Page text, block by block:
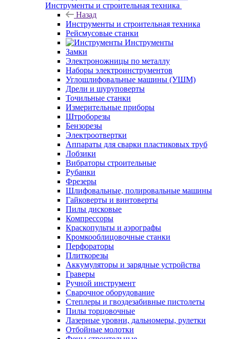
Инструменты и строительная техника
Назад
Инструменты и строительная техника
Рейсмусовые станки
Инструменты
Замки
Электроножницы по металлу
Наборы электроинструментов
Углошлифовальные машины (УШМ)
Дрели и шуруповерты
Точильные станки
Измерительные приборы
Штроборезы
Бензорезы
Электроотвертки
Аппараты для сварки пластиковых труб
Лобзики
Вибраторы строительные
Рубанки
Фрезеры
Шлифовальные, полировальные машины
Гайковерты и винтоверты
Пилы дисковые
Компрессоры
Краскопульты и аэрографы
Кромкооблицовочные станки
Перфораторы
Плиткорезы
Аккумуляторы и зарядные устройства
Граверы
Ручной инструмент
Сварочное оборудование
Степлеры и гвоздезабивные пистолеты
Пилы торцовочные
Лазерные уровни, дальномеры, рулетки
Отбойные молотки